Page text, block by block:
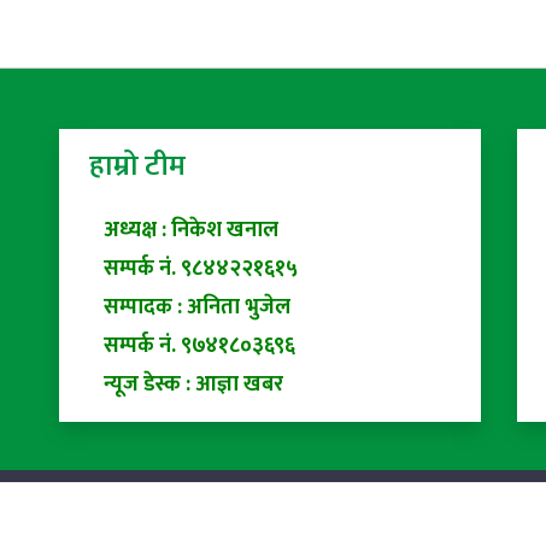
हाम्रो टीम
अध्यक्ष : निकेश खनाल
सम्पर्क नं. ९८४४२२१६१५
सम्पादक : अनिता भुजेल
सम्पर्क नं. ९७४१८०३६९६
न्यूज डेस्क : आज्ञा खबर